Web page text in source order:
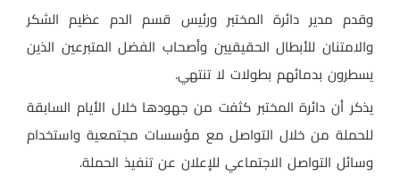
وقدم مدير دائرة المختبر ورئيس قسم الدم عظيم الشكر
والامتنان للأبطال الحقيقيين وأصحاب الفضل المتبرعين الذين
يسطرون بدمائهم بطولات لا تنتهي.
يذكر أن دائرة المختبر كثفت من جهودها خلال الأيام السابقة
للحملة من خلال التواصل مع مؤسسات مجتمعية واستخدام
وسائل التواصل الاجتماعي للإعلان عن تنفيذ الحملة.